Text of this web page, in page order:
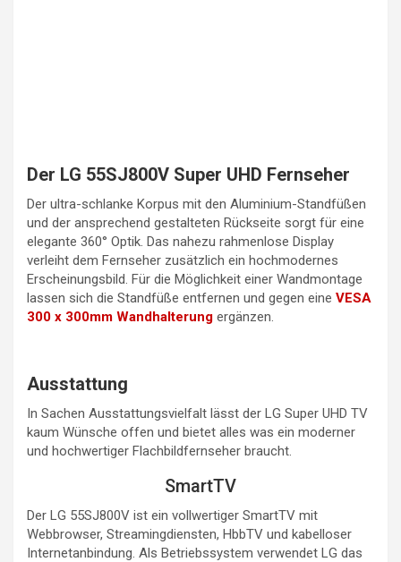
Der LG 55SJ800V Super UHD Fernseher
Der ultra-schlanke Korpus mit den Aluminium-Standfüßen
und der ansprechend gestalteten Rückseite sorgt für eine
elegante 360° Optik. Das nahezu rahmenlose Display
verleiht dem Fernseher zusätzlich ein hochmodernes
Erscheinungsbild. Für die Möglichkeit einer Wandmontage
lassen sich die Standfüße entfernen und gegen eine VESA
300 x 300mm Wandhalterung ergänzen.
Ausstattung
In Sachen Ausstattungsvielfalt lässt der LG Super UHD TV
kaum Wünsche offen und bietet alles was ein moderner
und hochwertiger Flachbildfernseher braucht.
SmartTV
Der LG 55SJ800V ist ein vollwertiger SmartTV mit
Webbrowser, Streamingdiensten, HbbTV und kabelloser
Internetanbindung. Als Betriebssystem verwendet LG das